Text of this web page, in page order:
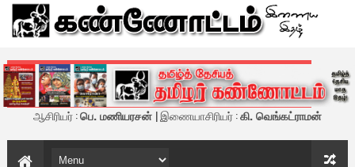
கண்ணோட்டம் - இணைய இதழ்
ஆசிரியர் :பெ. மணியரசன் | இணையாசிரியர் :கி. வெங்கட்ராமன்